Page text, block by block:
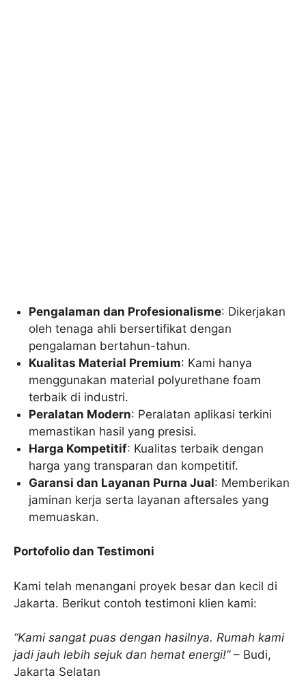
Pengalaman dan Profesionalisme: Dikerjakan
oleh tenaga ahli bersertifikat dengan
pengalaman bertahun-tahun.
Kualitas Material Premium: Kami hanya
menggunakan material polyurethane foam
terbaik di industri.
Peralatan Modern: Peralatan aplikasi terkini
memastikan hasil yang presisi.
Harga Kompetitif: Kualitas terbaik dengan
harga yang transparan dan kompetitif.
Garansi dan Layanan Purna Jual: Memberikan
jaminan kerja serta layanan aftersales yang
memuaskan.
Portofolio dan Testimoni
Kami telah menangani proyek besar dan kecil di
Jakarta. Berikut contoh testimoni klien kami:
“Kami sangat puas dengan hasilnya. Rumah kami
jadi jauh lebih sejuk dan hemat energi!”– Budi,
Jakarta Selatan